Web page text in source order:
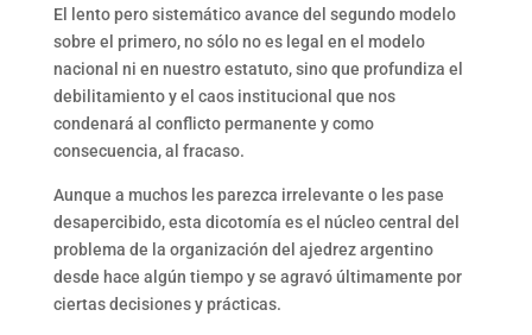
El lento pero sistemático avance del segundo modelo
sobre el primero, no sólo no es legal en el modelo
nacional ni en nuestro estatuto, sino que profundiza el
debilitamiento y el caos institucional que nos
condenará al conflicto permanente y como
consecuencia, al fracaso.
Aunque a muchos les parezca irrelevante o les pase
desapercibido, esta dicotomía es el núcleo central del
problema de la organización del ajedrez argentino
desde hace algún tiempo y se agravó últimamente por
ciertas decisiones y prácticas.